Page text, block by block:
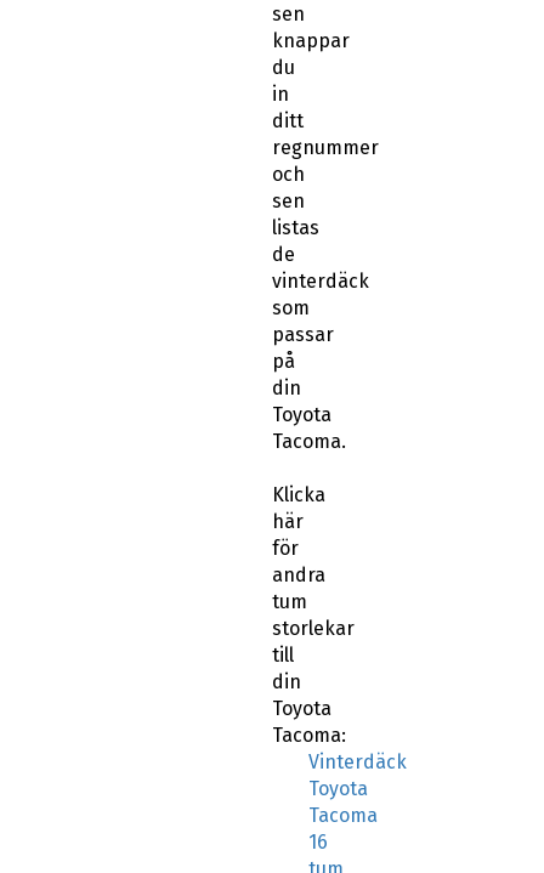
sen
knappar
du
in
ditt
regnummer
och
sen
listas
de
vinterdäck
som
passar
på
din
Toyota
Tacoma.
Klicka
här
för
andra
tum
storlekar
till
din
Toyota
Tacoma:
Vinterdäck
Toyota
Tacoma
16
tum